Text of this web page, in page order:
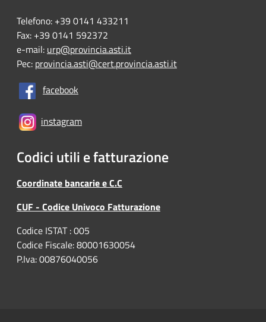
Telefono: +39 0141 433211
Fax: +39 0141 592372
e-mail: urp@provincia.asti.it
Pec: provincia.asti@cert.provincia.asti.it
facebook
instagram
Codici utili e fatturazione
Coordinate bancarie e C.C
CUF - Codice Univoco Fatturazione
Codice ISTAT : 005
Codice Fiscale: 80001630054
P.Iva: 00876040056